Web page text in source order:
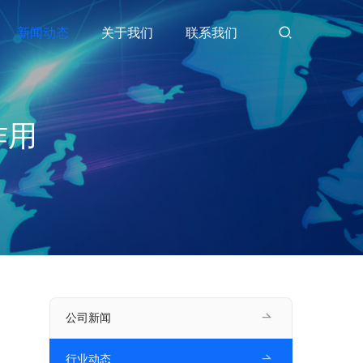
新闻动态 关于我们 联系我们
用
公司新闻
行业动态